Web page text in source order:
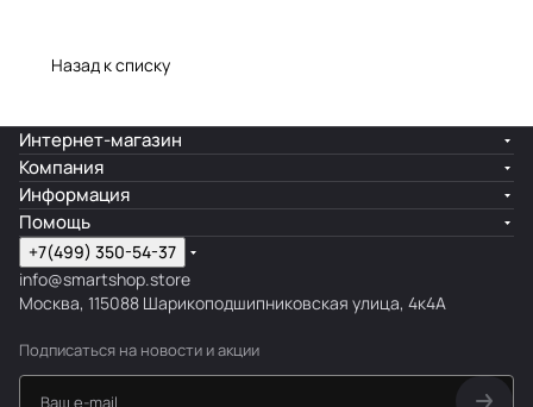
Назад к списку
Интернет-магазин
Компания
Информация
Помощь
+7(499) 350-54-37
info@smartshop.store
Москва, 115088 Шарикоподшипниковская улица, 4к4А
Подписаться на новости и акции